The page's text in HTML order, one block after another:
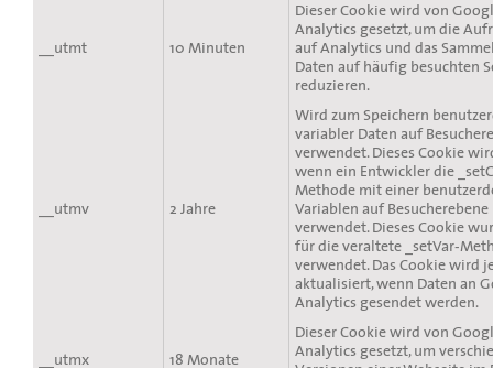
__utmt 10 Minuten
Dieser Cookie wird von
Analytics gesetzt, um die
auf Analytics und das
Daten auf häufig besuchten
reduzieren.
__utmv 2 Jahre
Wird zum Speichern
variabler Daten auf
verwendet. Dieses Cookie
wenn ein Entwickler die
Methode mit einer
Variablen auf Besucherebene
verwendet. Dieses Cookie
für die veraltete _setVar-
verwendet. Das Cookie wird
aktualisiert, wenn Daten an
Analytics gesendet werden.
__utmx 18 Monate
Dieser Cookie wird von
Analytics gesetzt, um